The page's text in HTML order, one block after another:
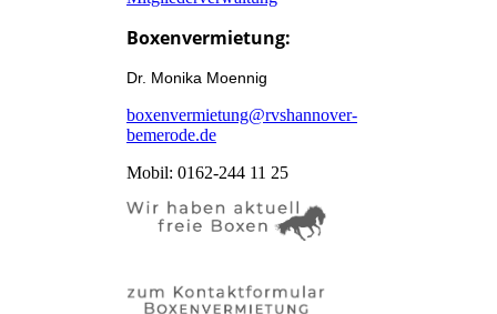
Boxenvermietung:
Dr. Monika Moennig
boxenvermietung@rvshannover-
bemerode.de
Mobil: 0162-244 11 25